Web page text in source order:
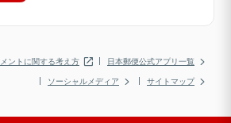
ントに関する考え方
日本郵便公式アプリ一覧
ソーシャルメディア
サイトマップ